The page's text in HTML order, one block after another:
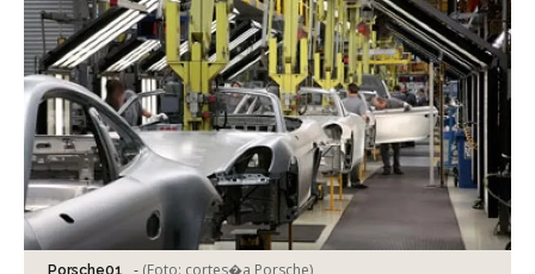
Porsche01 - (Foto: cortes�a Porsche)